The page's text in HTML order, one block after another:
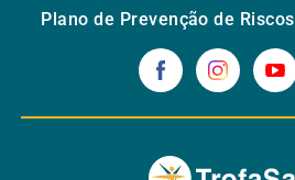
Plano de Prevenção de Riscos